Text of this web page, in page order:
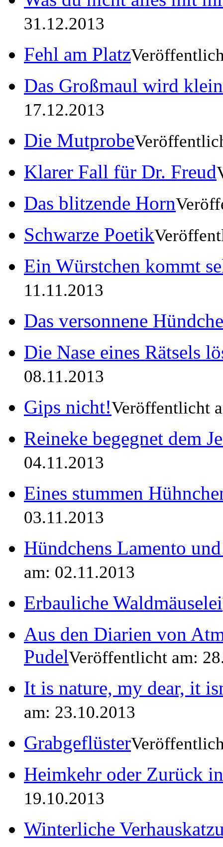
31.12.2013
Fehl am Platz
Das Großmaul wird
17.12.2013
Die Mutprobe
Klarer Fall für Dr. Freud
Das blitzende Horn
Schwarze Poetik
Ein Würstchen kommt
11.11.2013
Das versonnene
Die Nase eines Rätsels
08.11.2013
Gips nicht!Veröffentlicht
Reineke begegnet dem
04.11.2013
Eines stummen
03.11.2013
Hündchens Lamento
am: 02.11.2013
Erbauliche Waldmäuselei
Aus den Diarien von
PudelVeröffentlicht am:
It is nature, my dear, it
am: 23.10.2013
Grabgeflüster
Heimkehr oder Zurück
19.10.2013
Winterliche